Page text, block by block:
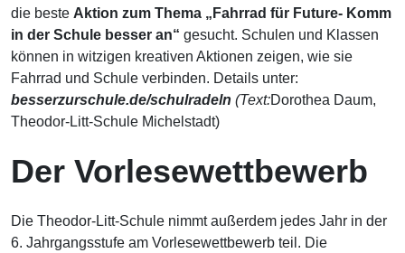
die beste Aktion zum Thema „Fahrrad für Future- Komm
in der Schule besser an“ gesucht. Schulen und Klassen
können in witzigen kreativen Aktionen zeigen, wie sie
Fahrrad und Schule verbinden. Details unter:
besserzurschule.de/schulradeln (Text:Dorothea Daum,
Theodor-Litt-Schule Michelstadt)
Der Vorlesewettbewerb
Die Theodor-Litt-Schule nimmt außerdem jedes Jahr in der
6. Jahrgangsstufe am Vorlesewettbewerb teil. Die